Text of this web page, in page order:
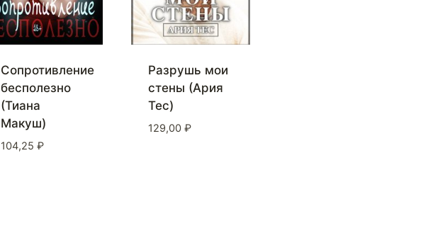
Сопротивление
бесполезно
(Тиана
Макуш)
104,25 ₽
Разрушь мои
стены (Ария
Тес)
129,00 ₽